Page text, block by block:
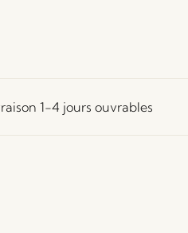
1-4 jours ouvrables